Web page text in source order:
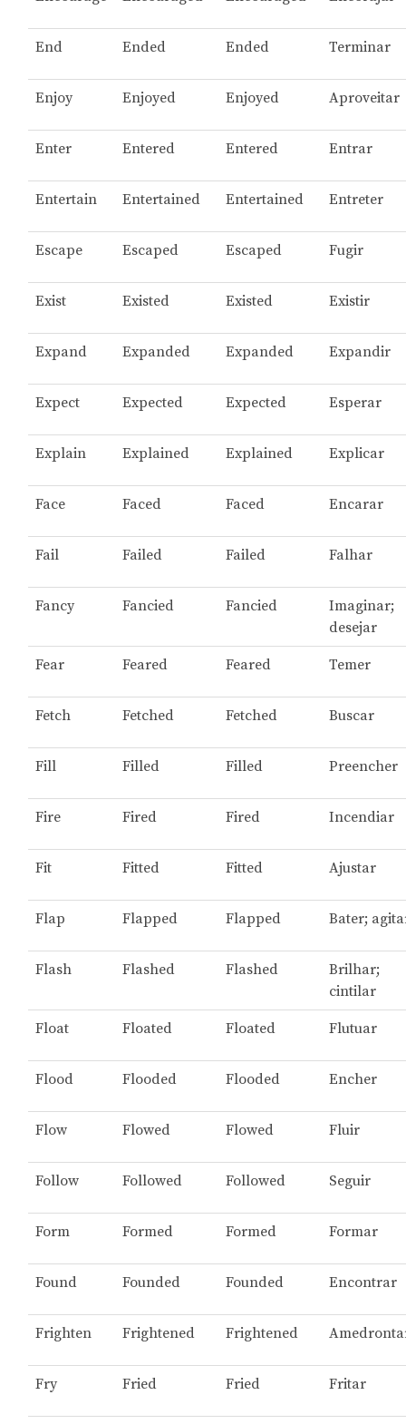
End Ended Ended Terminar
Enjoy Enjoyed Enjoyed Aproveitar
Enter Entered Entered Entrar
Entertain Entertained Entertained Entreter
Escape Escaped Escaped Fugir
Exist Existed Existed Existir
Expand Expanded Expanded Expandir
Expect Expected Expected Esperar
Explain Explained Explained Explicar
Face Faced Faced Encarar
Fail Failed Failed Falhar
Fancy Fancied Fancied
Imaginar;
desejar
Fear Feared Feared Temer
Fetch Fetched Fetched Buscar
Fill Filled Filled Preencher
Fire Fired Fired Incendiar
Fit Fitted Fitted Ajustar
Flap Flapped Flapped Bater;
Flash Flashed Flashed
Brilhar;
cintilar
Float Floated Floated Flutuar
Flood Flooded Flooded Encher
Flow Flowed Flowed Fluir
Follow Followed Followed Seguir
Form Formed Formed Formar
Found Founded Founded Encontrar
Frighten Frightened Frightened
Fry Fried Fried Fritar